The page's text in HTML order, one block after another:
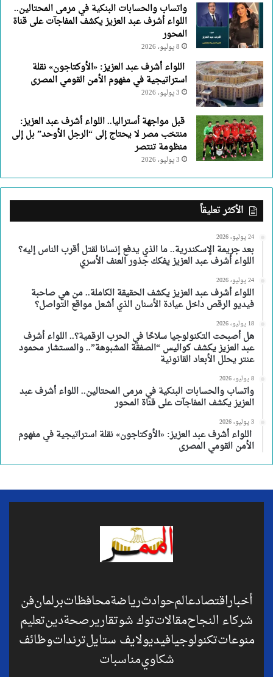
واتساب والحسابات البنكية في مرمى المحتالين..
اللواء أشرف عبد العزيز يكشف المفاجآت على قناة
المحور
8 يوليو، 2026
اللواء أشرف عبد العزيز: «الأوكتاجون» نقلة
استراتيجية في مفهوم الأمن القومي المصرى
3 يوليو، 2026
قبل مواجهة أستراليا.. اللواء أشرف عبد العزيز:
منتخب مصر لا يحتاج إلى “الرجل الأوحد” بل إلى
منظومة تنتصر
3 يوليو، 2026
الأكثر تعليقاً
24 يوليو، 2026
بعد جريمة الإسكندرية.. ما الذي يدفع إنسانا لقتل أقرب الناس إليه؟
اللواء أشرف عبد العزيز يفكك جذور العنف الأسري
24 يوليو، 2026
اللواء أشرف عبد العزيز يكشف الحقيقة الكاملة.. من هي صاحبة
فيديو الرقص داخل عيادة الأسنان الذي أشعل مواقع التواصل؟
18 يوليو، 2026
هل أصبحت التكنولوجيا سلاحًا في الحرب الرقمية؟.. اللواء أشرف
عبد العزيز يكشف كواليس “الصفقة المشبوهة”.. والمستشار محمود
عنتر يحلل الأبعاد القانونية
8 يوليو، 2026
واتساب والحسابات البنكية في مرمى المحتالين.. اللواء أشرف عبد
العزيز يكشف المفاجآت على قناة المحور
3 يوليو، 2026
اللواء أشرف عبد العزيز: «الأوكتاجون» نقلة استراتيجية في مفهوم
الأمن القومي المصرى
أخباراقتصادعالمحوادثرياضةمحافظاتبرلمانفن
شركاء النجاحمقالاتتوك شوتقاريرصحةدينتعليم
منوعاتتكنولوجيافيديولايف ستايلترنداتوظائف
شكاويمناسبات